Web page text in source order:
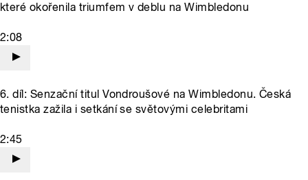
které okořenila triumfem v deblu na Wimbledonu
2:08
6. díl: Senzační titul Vondroušové na Wimbledonu. Česká
tenistka zažila i setkání se světovými celebritami
2:45